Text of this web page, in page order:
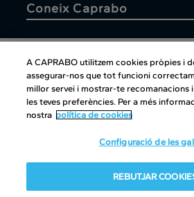
Coneix Caprabo
Atenció al
Copyright| Política
Canal intern
A CAPRABO utilitzem cookies pròpies i
assegurar-nos que tot funcioni
millor servei i mostrar-te recomanacions
les teves preferències. Per a més
nostra política de cookies
Configuració de les
REBUTJAR